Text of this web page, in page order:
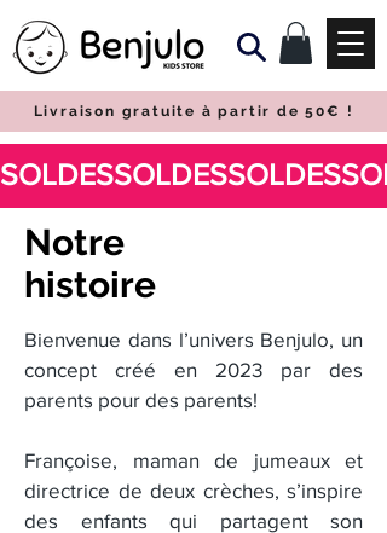
Livraison gratuite à partir de 50€ !
Notre
histoire
Bienvenue dans l’univers Benjulo, un
concept créé en 2023 par des
parents pour des parents!
Françoise, maman de jumeaux et
directrice de deux crèches, s’inspire
des enfants qui partagent son